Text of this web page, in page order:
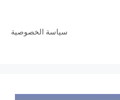
سياسة الخصوصية